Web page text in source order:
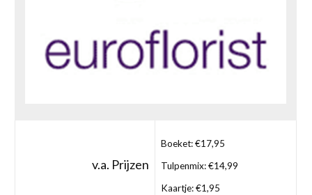
v.a. Prijzen
Boeket: €17,95
Tulpenmix: €14,99
Kaartje: €1,95